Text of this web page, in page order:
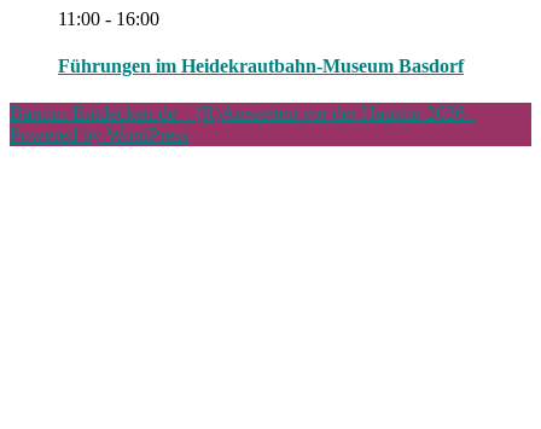
11:00 - 16:00
Führungen im Heidekrautbahn-Museum Basdorf
Barnim-Entdecken.de – (R)Auszeiten vor der Haustür 2026 .
Powered by WordPress